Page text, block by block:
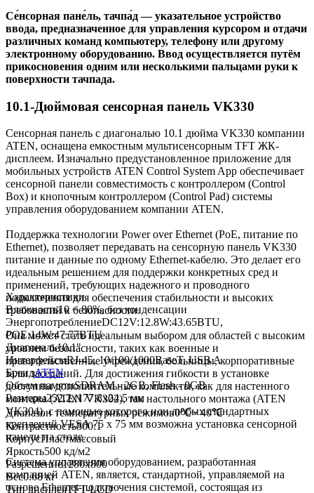
Се́нсорная пане́ль, тачпа́д — указательное устройство
ввода, предназначенное для управления курсором и отдачи
различных команд компьютеру, телефону или другому
электронному оборудованию. Ввод осуществляется путём
прикосновения одним или несколькими пальцами руки к
поверхности тачпада.
10.1-Дюймовая сенсорная панель VK330
Сенсорная панель с диагональю 10.1 дюйма VK330 компании
ATEN, оснащена емкостным мультисенсорным TFT ЖК-
дисплеем. Изначально предустановленное приложение для
мобильных устройств ATEN Control System App обеспечивает
сенсорной панели совместимость с контроллером (Control
Box) и кнопочным контроллером (Control Pad) системы
управления оборудованием компании ATEN.
Поддержка технологии Power over Ethernet (PoE, питание по
Ethernet), позволяет передавать на сенсорную панель VK330
питание и данные по одному Ethernet-кабелю. Это делает его
идеальным решением для поддержки конкретных сред и
применений, требующих надежного и проводного
подключения для обеспечения стабильности и высоких
требований к безопасности.
Она может стать идеальным выбором для областей с высоким
уровнем безопасности, таких как военные и
правительственные учреждения, больницы, корпоративные
залы заседаний. Для достижения гибкости в установке
доступны дополнительные комплекты, как для настенного
монтажа (ATEN VK302), так настольного монтажа (ATEN
VK304), с помощью которого или любых стандартных
креплений VESA 75 x 75 мм возможна установка сенсорной
панели на столе.
Система управления оборудованием, разработанная
компанией ATEN, является, стандартной, управляемой на
основе Ethernet-подключения системой, состоящая из
Характеристики
Влажность10 ~ 80%, без конденсации
ЭнергопотреблениеDC12V:12.8W:43.65BTU,
POE:14W:47.77BTU
Диагональ10.1"
ИнтерфейсыRJ-45, 10/100/1000BaseT, USB A
БрендATEN
Объем памятиSDRAM - 2GB, Flash - 8GB
Размеры252.2х177.8х24.5 мм
Диапазон температурных режимов0℃~ 40℃
Контрастность800:1
КорпусПластмассовый
Яркость500 кд/м2
Разрешение1280х800
Вес0.68 кг
Тип дисплеяTFT-LCD